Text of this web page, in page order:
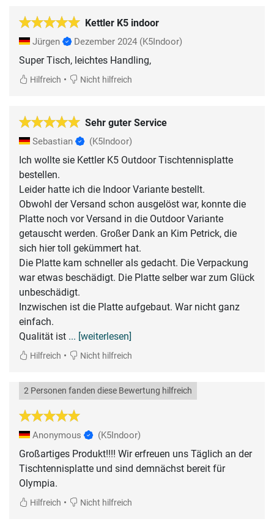
Kettler K5 indoor
Jürgen Dezember 2024 (K5Indoor)
Super Tisch, leichtes Handling,
Hilfreich • Nicht hilfreich
Sehr guter Service
Sebastian (K5Indoor)
Ich wollte sie Kettler K5 Outdoor Tischtennisplatte
bestellen.
Leider hatte ich die Indoor Variante bestellt.
Obwohl der Versand schon ausgelöst war, konnte die
Platte noch vor Versand in die Outdoor Variante
getauscht werden. Großer Dank an Kim Petrick, die
sich hier toll gekümmert hat.
Die Platte kam schneller als gedacht. Die Verpackung
war etwas beschädigt. Die Platte selber war zum Glück
unbeschädigt.
Inzwischen ist die Platte aufgebaut. War nicht ganz
einfach.
Qualität ist ... [weiterlesen]
Hilfreich • Nicht hilfreich
2 Personen fanden diese Bewertung hilfreich
Anonymous (K5Indoor)
Großartiges Produkt!!!! Wir erfreuen uns Täglich an der
Tischtennisplatte und sind demnächst bereit für
Olympia.
Hilfreich • Nicht hilfreich